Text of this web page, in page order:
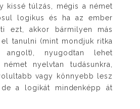
kissé túlzás, mégis a német
logikus és ha az ember
ezt, akkor bármilyen más
tanulni (mint mondjuk ritka
angolt), nyugodtan lehet
nyelvtan tudásunkra,
vagy könnyebb lesz
a logikát mindenképp át